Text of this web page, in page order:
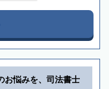
お悩みを、司法書士